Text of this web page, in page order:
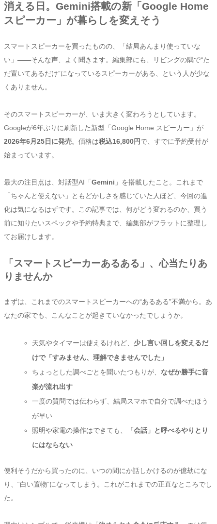
消える日。Gemini搭載の新「Google Home
スピーカー」が暮らしを変えそう
スマートスピーカーを買ったものの、「結局あんまり使っていな
い」——そんな声、よく聞きます。編集部にも、リビングの隅で“た
だ置いてあるだけ”になっているスピーカーがある、という人が少な
くありません。
そのスマートスピーカーが、いま大きく変わろうとしています。
Googleが6年ぶりに刷新した新型「Google Home スピーカー」が
2026年6月25日に発売。価格は税込16,800円で、すでに予約受付が
始まっています。
最大の注目点は、対話型AI「Gemini 」を搭載したこと。これまで
「ちゃんと使えない」ともどかしさを感じていた人ほど、今回の進
化は気になるはずです。この記事では、何がどう変わるのか、買う
前に知りたいスペックや予約特典まで、編集部がフラットに整理し
てお届けします。
「スマートスピーカーあるある」、心当たりあ
りませんか
まずは、これまでのスマートスピーカーへの“あるある”不満から。あ
なたの家でも、こんなことが起きていなかったでしょうか。
天気やタイマーは使えるけれど、 少し言い回しを変えるだ
けで「すみません、理解できませんでした」
ちょっとした調べごとを聞いたつもりが、 なぜか勝手に音
楽が流れ出す
一度の質問では伝わらず、結局スマホで自分で調べたほう
が早い
照明や家電の操作はできても、
「会話」と呼べるやりとり
にはならない
便利そうだから買ったのに、いつの間にか話しかけるのが億劫にな
り、“白い置物”になってしまう。これがこれまでの正直なところでし
た。